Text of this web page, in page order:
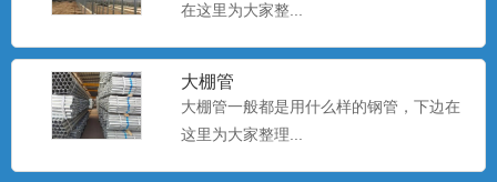
在这里为大家整...
大棚管
大棚管一般都是用什么样的钢管，下边在
这里为大家整理...
种植大棚
大棚种植是一种种植技术，该技术是一种
科学的种植方式。...